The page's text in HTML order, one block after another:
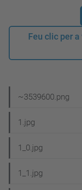
Feu clic per
a
v
g
a
~3539600.png
1.jpg
1_0.jpg
1_1.jpg